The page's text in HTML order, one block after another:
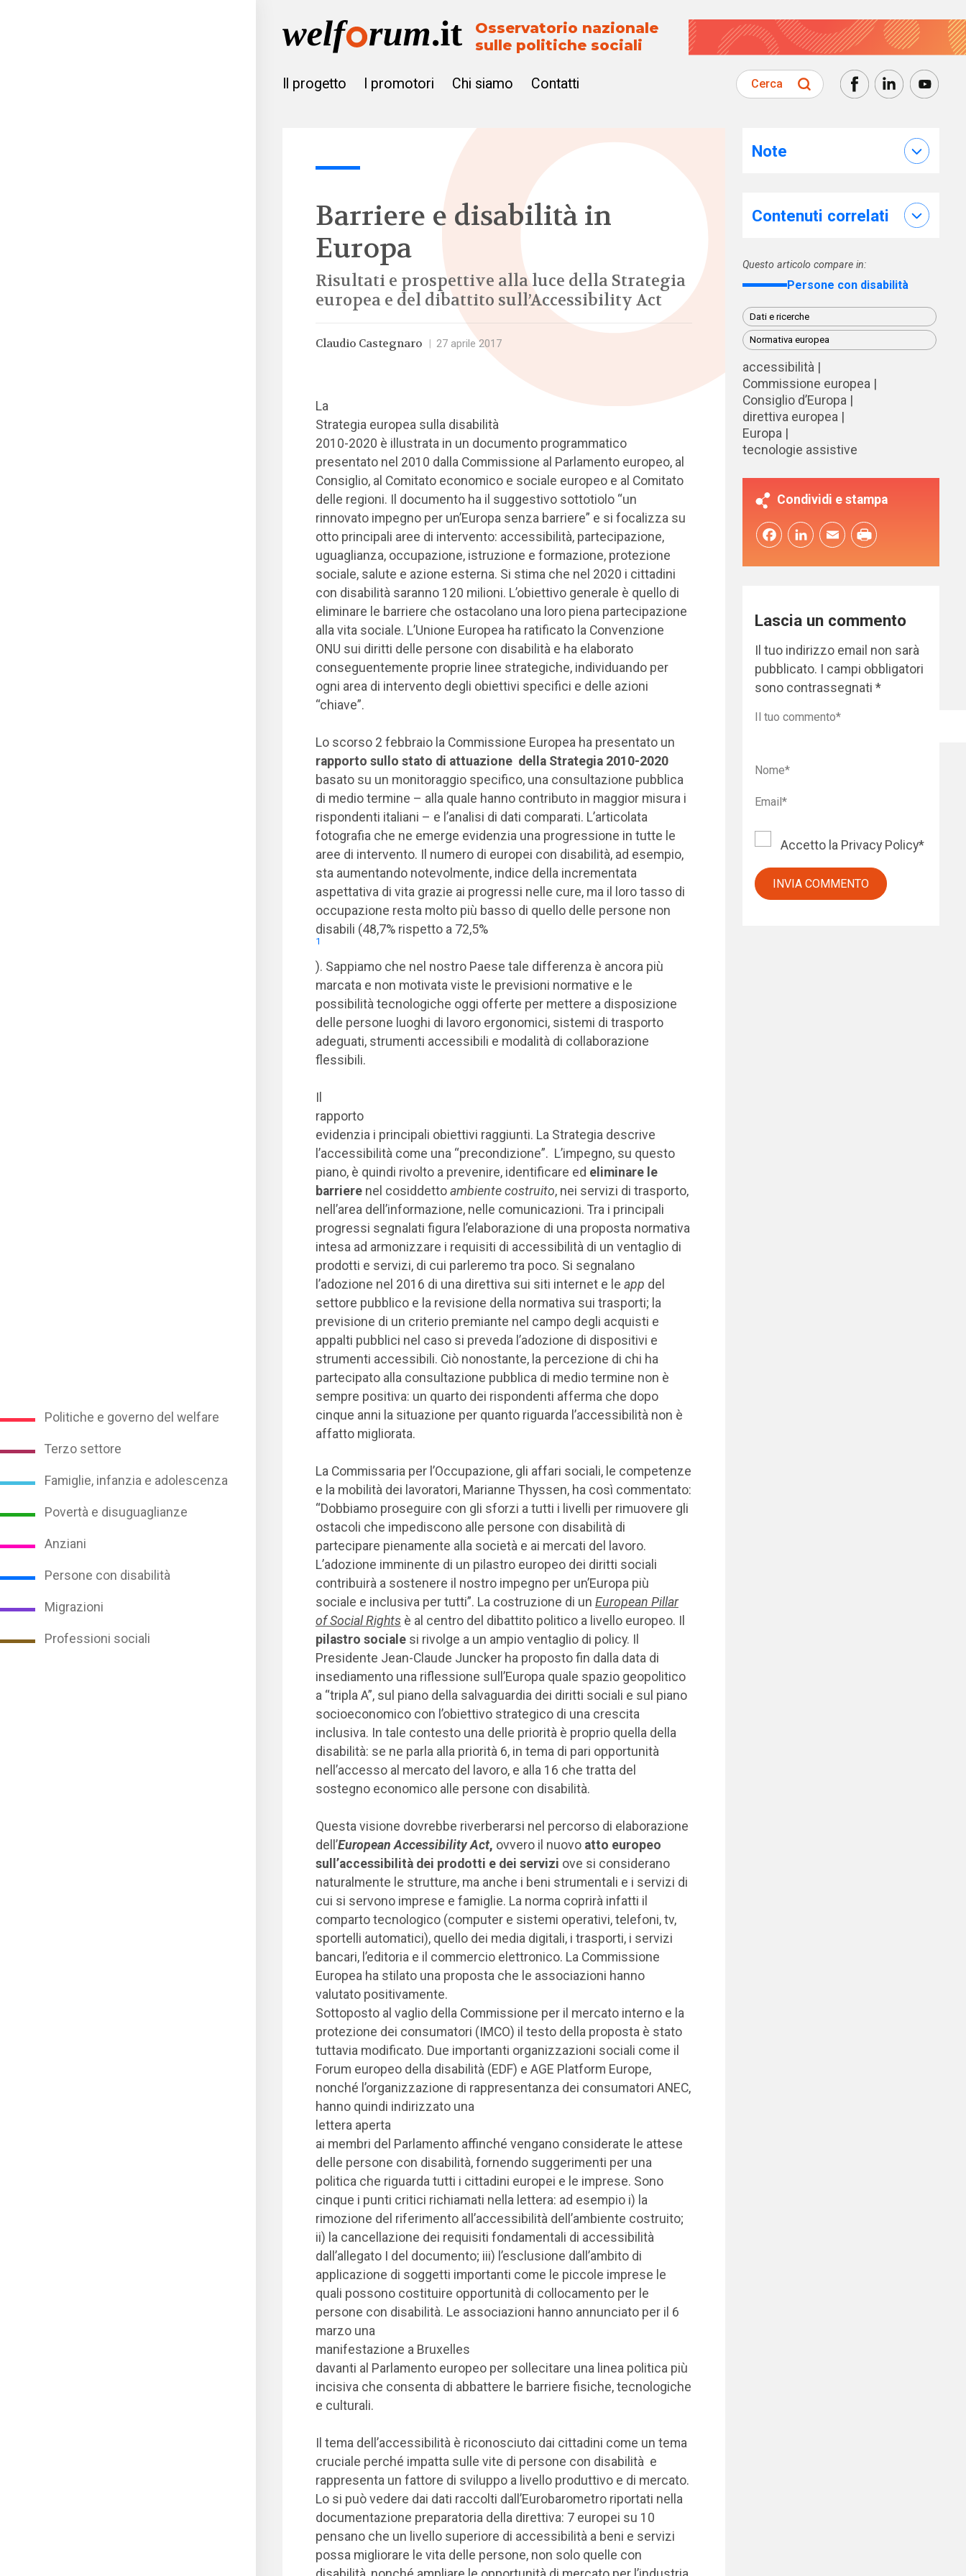
Politiche e governo del welfare
Terzo settore
Famiglie, infanzia e adolescenza
Povertà e disuguaglianze
Anziani
Persone con disabilità
Migrazioni
Professioni sociali
Osservatorio nazionale
sulle politiche sociali
Il progetto I promotori Chi siamo Contatti Cerca
Barriere e disabilità in
Europa
Risultati e prospettive alla luce della Strategia
europea e del dibattito sull’Accessibility Act
Claudio Castegnaro 27 aprile 2017
La
Strategia europea sulla disabilità
2010-2020 è illustrata in un documento programmatico
presentato nel 2010 dalla Commissione al Parlamento europeo, al
Consiglio, al Comitato economico e sociale europeo e al Comitato
delle regioni. Il documento ha il suggestivo sottotiolo “un
rinnovato impegno per un’Europa senza barriere” e si focalizza su
otto principali aree di intervento: accessibilità, partecipazione,
uguaglianza, occupazione, istruzione e formazione, protezione
sociale, salute e azione esterna. Si stima che nel 2020 i cittadini
con disabilità saranno 120 milioni. L’obiettivo generale è quello di
eliminare le barriere che ostacolano una loro piena partecipazione
alla vita sociale. L’Unione Europea ha ratificato la Convenzione
ONU sui diritti delle persone con disabilità e ha elaborato
conseguentemente proprie linee strategiche, individuando per
ogni area di intervento degli obiettivi specifici e delle azioni
“chiave”.
Lo scorso 2 febbraio la Commissione Europea ha presentato un
rapporto sullo stato di attuazione della Strategia 2010-2020
basato su un monitoraggio specifico, una consultazione pubblica
di medio termine – alla quale hanno contributo in maggior misura i
rispondenti italiani – e l’analisi di dati comparati. L’articolata
fotografia che ne emerge evidenzia una progressione in tutte le
aree di intervento. Il numero di europei con disabilità, ad esempio,
sta aumentando notevolmente, indice della incrementata
aspettativa di vita grazie ai progressi nelle cure, ma il loro tasso di
occupazione resta molto più basso di quello delle persone non
disabili (48,7% rispetto a 72,5%
1
). Sappiamo che nel nostro Paese tale differenza è ancora più
marcata e non motivata viste le previsioni normative e le
possibilità tecnologiche oggi offerte per mettere a disposizione
delle persone luoghi di lavoro ergonomici, sistemi di trasporto
adeguati, strumenti accessibili e modalità di collaborazione
flessibili.
Il
rapporto
evidenzia i principali obiettivi raggiunti. La Strategia descrive
l’accessibilità come una “precondizione”. L’impegno, su questo
piano, è quindi rivolto a prevenire, identificare ed eliminare le
barriere nel cosiddetto ambiente costruito, nei servizi di trasporto,
nell’area dell’informazione, nelle comunicazioni. Tra i principali
progressi segnalati figura l’elaborazione di una proposta normativa
intesa ad armonizzare i requisiti di accessibilità di un ventaglio di
prodotti e servizi, di cui parleremo tra poco. Si segnalano
l’adozione nel 2016 di una direttiva sui siti internet e le app del
settore pubblico e la revisione della normativa sui trasporti; la
previsione di un criterio premiante nel campo degli acquisti e
appalti pubblici nel caso si preveda l’adozione di dispositivi e
strumenti accessibili. Ciò nonostante, la percezione di chi ha
partecipato alla consultazione pubblica di medio termine non è
sempre positiva: un quarto dei rispondenti afferma che dopo
cinque anni la situazione per quanto riguarda l’accessibilità non è
affatto migliorata.
La Commissaria per l’Occupazione, gli affari sociali, le competenze
e la mobilità dei lavoratori, Marianne Thyssen, ha così commentato:
“Dobbiamo proseguire con gli sforzi a tutti i livelli per rimuovere gli
ostacoli che impediscono alle persone con disabilità di
partecipare pienamente alla società e ai mercati del lavoro.
L’adozione imminente di un pilastro europeo dei diritti sociali
contribuirà a sostenere il nostro impegno per un’Europa più
sociale e inclusiva per tutti”. La costruzione di un European Pillar
of Social Rights è al centro del dibattito politico a livello europeo. Il
pilastro socialesi rivolge a un ampio ventaglio di policy. Il
Presidente Jean-Claude Juncker ha proposto fin dalla data di
insediamento una riflessione sull’Europa quale spazio geopolitico
a “tripla A”, sul piano della salvaguardia dei diritti sociali e sul piano
socioeconomico con l’obiettivo strategico di una crescita
inclusiva. In tale contesto una delle priorità è proprio quella della
disabilità: se ne parla alla priorità 6, in tema di pari opportunità
nell’accesso al mercato del lavoro, e alla 16 che tratta del
sostegno economico alle persone con disabilità.
Questa visione dovrebbe riverberarsi nel percorso di elaborazione
dell’European Accessibility Act, ovvero il nuovo atto europeo
sull’accessibilità dei prodotti e dei servizi ove si considerano
naturalmente le strutture, ma anche i beni strumentali e i servizi di
cui si servono imprese e famiglie. La norma coprirà infatti il
comparto tecnologico (computer e sistemi operativi, telefoni, tv,
sportelli automatici), quello dei media digitali, i trasporti, i servizi
bancari, l’editoria e il commercio elettronico. La Commissione
Europea ha stilato una proposta che le associazioni hanno
valutato positivamente.
Sottoposto al vaglio della Commissione per il mercato interno e la
protezione dei consumatori (IMCO) il testo della proposta è stato
tuttavia modificato. Due importanti organizzazioni sociali come il
Forum europeo della disabilità (EDF) e AGE Platform Europe,
nonché l’organizzazione di rappresentanza dei consumatori ANEC,
hanno quindi indirizzato una
lettera aperta
ai membri del Parlamento affinché vengano considerate le attese
delle persone con disabilità, fornendo suggerimenti per una
politica che riguarda tutti i cittadini europei e le imprese. Sono
cinque i punti critici richiamati nella lettera: ad esempio i) la
rimozione del riferimento all’accessibilità dell’ambiente costruito;
ii) la cancellazione dei requisiti fondamentali di accessibilità
dall’allegato I del documento; iii) l’esclusione dall’ambito di
applicazione di soggetti importanti come le piccole imprese le
quali possono costituire opportunità di collocamento per le
persone con disabilità. Le associazioni hanno annunciato per il 6
marzo una
manifestazione a Bruxelles
davanti al Parlamento europeo per sollecitare una linea politica più
incisiva che consenta di abbattere le barriere fisiche, tecnologiche
e culturali.
Il tema dell’accessibilità è riconosciuto dai cittadini come un tema
cruciale perché impatta sulle vite di persone con disabilità e
rappresenta un fattore di sviluppo a livello produttivo e di mercato.
Lo si può vedere dai dati raccolti dall’Eurobarometro riportati nella
documentazione preparatoria della direttiva: 7 europei su 10
pensano che un livello superiore di accessibilità a beni e servizi
possa migliorare le vita delle persone, non solo quelle con
Note
Contenuti correlati
Questo articolo compare in:
Persone con disabilità
Dati e ricerche
Normativa europea
accessibilità
Commissione europea
Consiglio d’Europa
direttiva europea
Europa
tecnologie assistive
Condividi e stampa
FacebookLinkedInEmail
Lascia un commento
Il tuo indirizzo email non sarà
pubblicato.
I campi obbligatori
sono contrassegnati*
Accetto la Privacy Policy*